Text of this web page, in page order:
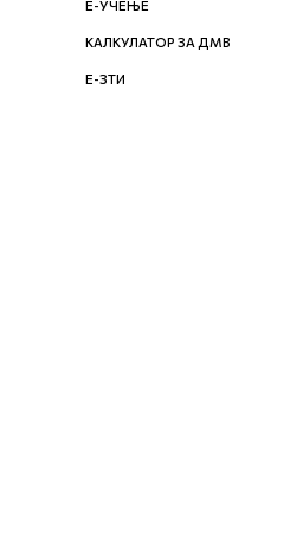
Е-УЧЕЊЕ
КАЛКУЛАТОР ЗА ДМВ
Е-ЗТИ